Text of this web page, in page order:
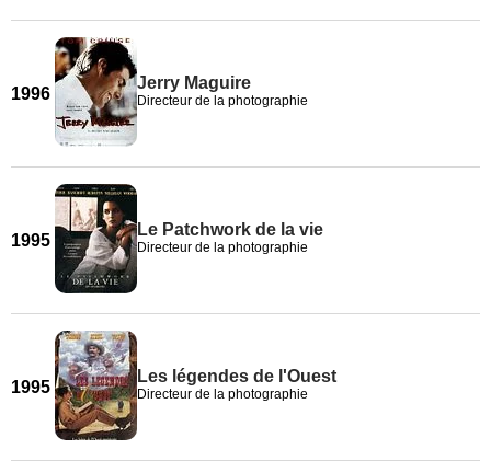
1996
Jerry Maguire
Directeur de la photographie
1995
Le Patchwork de la vie
Directeur de la photographie
1995
Les légendes de l'Ouest
Directeur de la photographie